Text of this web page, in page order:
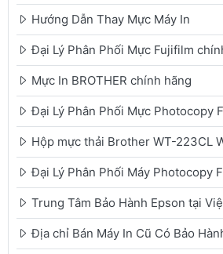
Hướng Dẫn Thay Mực Máy In
Đại Lý Phân Phối Mực Fujifilm
Mực In BROTHER chính hãng
Đại Lý Phân Phối Mực Photocopy
Hộp mực thải Brother WT-223CL
Đại Lý Phân Phối Máy Photocopy
Trung Tâm Bảo Hành Epson tại
Địa chỉ Bán Máy In Cũ Có Bảo